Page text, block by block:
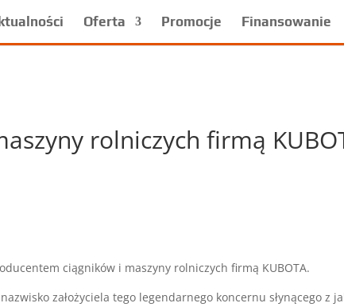
Oferta Promocje Finansowanie
rolniczych firmą
ciągników i maszyny rolniczych firmą KUBOTA.
założyciela tego legendarnego koncernu słynącego z